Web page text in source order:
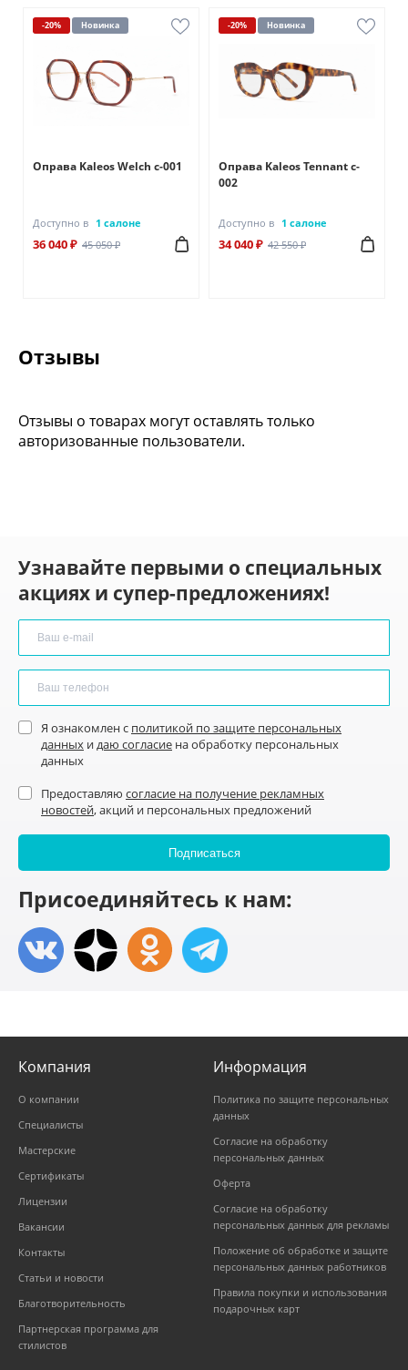
-20% Новинка
Оправа Kaleos Welch c-001
Доступно в 1 салоне
36 040 ₽ 45 050 ₽
-20% Новинка
Оправа Kaleos Tennant c-
002
Доступно в 1 салоне
34 040 ₽ 42 550 ₽
Отзывы
Отзывы о товарах могут оставлять только
авторизованные пользователи.
Узнавайте первыми о специальных
акциях и супер-предложениях!
Я ознакомлен с политикой по защите персональных
данных и даю согласие на обработку персональных
данных
Предоставляю согласие на получение рекламных
новостей, акций и персональных предложений
Присоединяйтесь к нам:
Компания
О компании
Специалисты
Мастерские
Сертификаты
Лицензии
Вакансии
Контакты
Статьи и новости
Благотворительность
Партнерская программа для
стилистов
Информация
Политика по защите персональных
данных
Согласие на обработку
персональных данных
Оферта
Согласие на обработку
персональных данных для рекламы
Положение об обработке и защите
персональных данных работников
Правила покупки и использования
подарочных карт